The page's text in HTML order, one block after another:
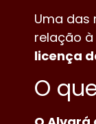
Uma das
relação à
licença
O